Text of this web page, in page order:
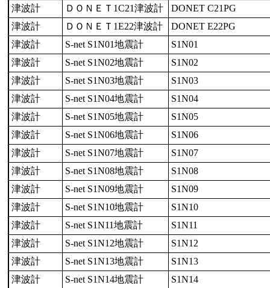
津波計
ＤＯＮＥＴ1C21津波計
DONET C21PG
津波計
ＤＯＮＥＴ1E22津波計
DONET E22PG
津波計
S-net S1N01地震計
S1N01
津波計
S-net S1N02地震計
S1N02
津波計
S-net S1N03地震計
S1N03
津波計
S-net S1N04地震計
S1N04
津波計
S-net S1N05地震計
S1N05
津波計
S-net S1N06地震計
S1N06
津波計
S-net S1N07地震計
S1N07
津波計
S-net S1N08地震計
S1N08
津波計
S-net S1N09地震計
S1N09
津波計
S-net S1N10地震計
S1N10
津波計
S-net S1N11地震計
S1N11
津波計
S-net S1N12地震計
S1N12
津波計
S-net S1N13地震計
S1N13
津波計
S-net S1N14地震計
S1N14